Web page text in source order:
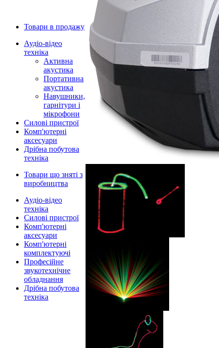
Товари в продажу
Аудіо-відео
техніка
Активна
акустика
Портативна
акустика
Навушники,
гарнітури і
мікрофони
Силові пристрої
Комп'ютерні
аксесуари
Дрібна побутова
техніка
Товари що зняті з
виробництва
Аудіо-відео
техніка
Силові пристрої
Комп'ютерні
аксесуари
Комп'ютерні
комплектуючі
Професійне
звукотехнічне
обладнання
Дрібна побутова
техніка